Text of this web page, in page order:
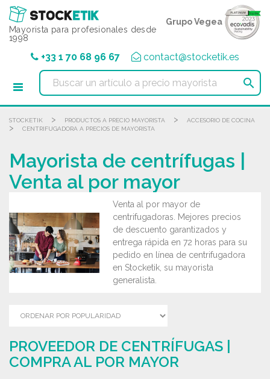
Mayorista para profesionales desde
1998
Grupo Vegea
+33 1 70 68 96 67 contact@stocketik.es

STOCKETIK > PRODUCTOS A PRECIO MAYORISTA > ACCESORIO DE COCINA
> CENTRIFUGADORA A PRECIOS DE MAYORISTA
Mayorista de centrífugas |
Venta al por mayor
Venta al por mayor de
centrifugadoras. Mejores precios
de descuento garantizados y
entrega rápida en 72 horas para su
pedido en línea de centrifugadora
en Stocketik, su mayorista
generalista.
PROVEEDOR DE CENTRÍFUGAS |
COMPRA AL POR MAYOR
Panel de gestión de cookies